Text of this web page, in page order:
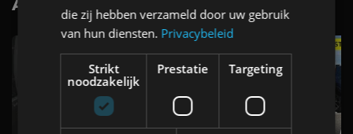
die zij hebben verzameld door uw gebruik
van hun diensten. Privacybeleid
Strikt
noodzakelijk
Prestatie Targeting